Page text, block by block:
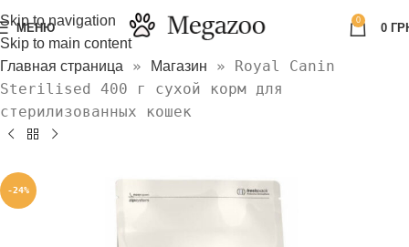
Skip to navigation
Skip to main content
МЕНЮ
0
0
Главная страница » Магазин » Royal Canin
Sterilised 400 г сухой корм для
стерилизованных кошек
-24%